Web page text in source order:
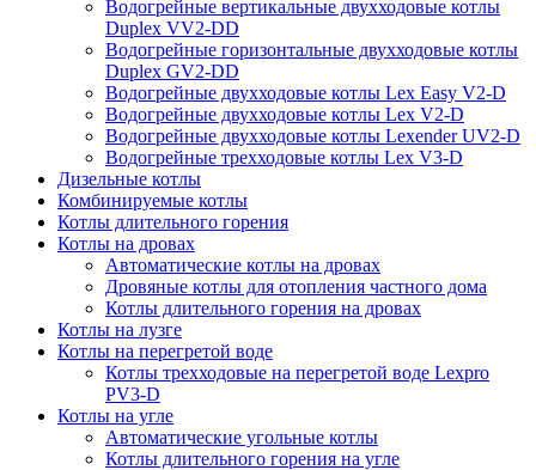
Водогрейные вертикальные двухходовые котлы
Duplex VV2-DD
Водогрейные горизонтальные двухходовые котлы
Duplex GV2-DD
Водогрейные двухходовые котлы Lex Easy V2-D
Водогрейные двухходовые котлы Lex V2-D
Водогрейные двухходовые котлы Lexender UV2-D
Водогрейные трехходовые котлы Lex V3-D
Дизельные котлы
Комбинируемые котлы
Котлы длительного горения
Котлы на дровах
Автоматические котлы на дровах
Дровяные котлы для отопления частного дома
Котлы длительного горения на дровах
Котлы на лузге
Котлы на перегретой воде
Котлы трехходовые на перегретой воде Lexpro
PV3-D
Котлы на угле
Автоматические угольные котлы
Котлы длительного горения на угле